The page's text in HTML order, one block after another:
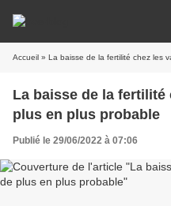
Accueil » La baisse de la fertilité chez les
La baisse de la
plus en plus probable
Publié le 29/06/2022 à 07:06